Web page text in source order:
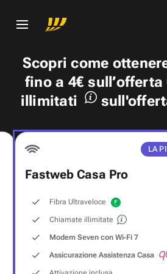
Scopri come
fino a 4€
illimitati
LA
Fastweb Casa Pro
Fibra Ultraveloce
Chiamate illimitate
Modem Seven con Wi‑Fi 7
Assicurazione Assistenza Casa